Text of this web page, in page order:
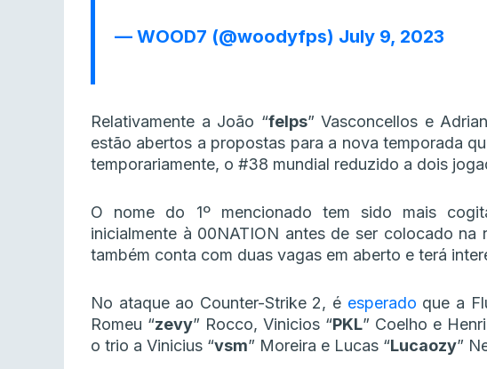
— WOOD7 (@woodyfps) July 9, 2023
Relativamente a João “⁠felps⁠” Vasconcellos e
estão abertos a propostas para a nova temporada
temporariamente, o #38 mundial reduzido a dois
O nome do 1º mencionado tem sido mais
inicialmente à 00NATION antes de ser colocado na
também conta com duas vagas em aberto e terá
No ataque ao Counter-Strike 2, é esperado que a
Romeu “⁠zevy⁠” Rocco, Vinicios “⁠PKL⁠” Coelho e
o trio a Vinicius “vsm” Moreira e Lucas “Lucaozy”